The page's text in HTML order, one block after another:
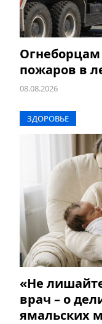
Огнеборцам
пожаров в
08.08.2026
ЗДОРОВЬЕ
«Не
врач – о
ямальских